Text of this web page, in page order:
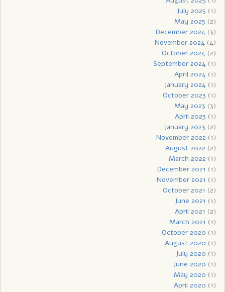
July 2025 (1)
May 2025 (2)
December 2024(3)
November 2024(4)
October 2024(2)
September 2024(1)
April 2024(1)
January 2024(1)
October 2023 (1)
May 2023 (3)
April 2023 (1)
January 2023 (2)
November 2022 (1)
August 2022 (2)
March 2022 (1)
December 2021 (1)
November 2021 (1)
October 2021 (2)
June 2021 (1)
April 2021 (2)
March 2021 (1)
October 2020 (1)
August 2020 (1)
July 2020 (1)
June 2020 (1)
May 2020 (1)
April 2020 (1)